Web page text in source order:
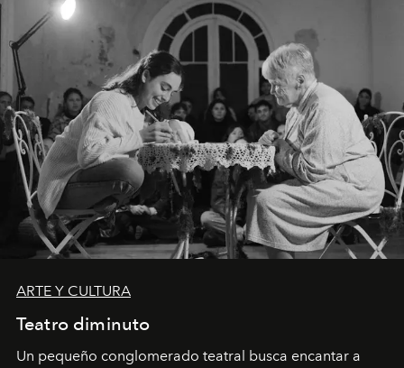
ARTE Y CULTURA
Teatro diminuto
Un pequeño conglomerado teatral busca encantar a